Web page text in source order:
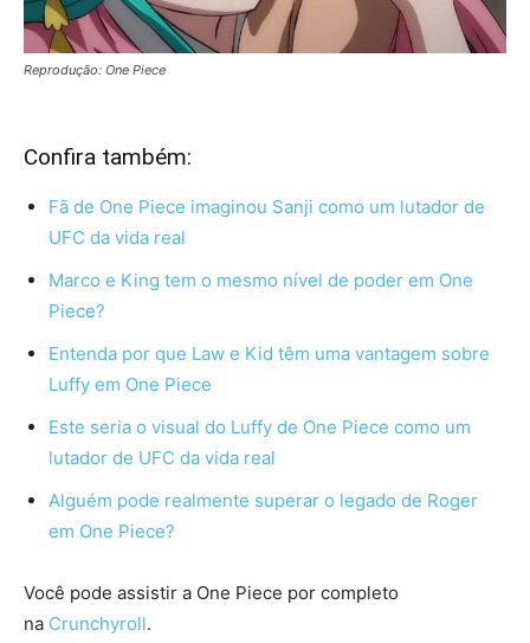
Reprodução: One Piece
Confira também:
Fã de One Piece imaginou Sanji como um lutador de
UFC da vida real
Marco e King tem o mesmo nível de poder em One
Piece?
Entenda por que Law e Kid têm uma vantagem sobre
Luffy em One Piece
Este seria o visual do Luffy de One Piece como um
lutador de UFC da vida real
Alguém pode realmente superar o legado de Roger
em One Piece?
Você pode assistir a One Piece por completo
na Crunchyroll.